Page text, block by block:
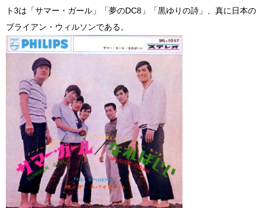
ト3は「サマー・ガール」「夢のDC8」「黒ゆりの詩」、真に日本の
ブライアン・ウィルソンである。